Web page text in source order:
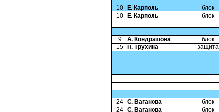
10 Е. Карполь
блок
10
Е. Карполь блок
9 А. Кондрашова
блок
15
П. Трухина защита
24 О. Ваганова
блок
24 О. Ваганова блок